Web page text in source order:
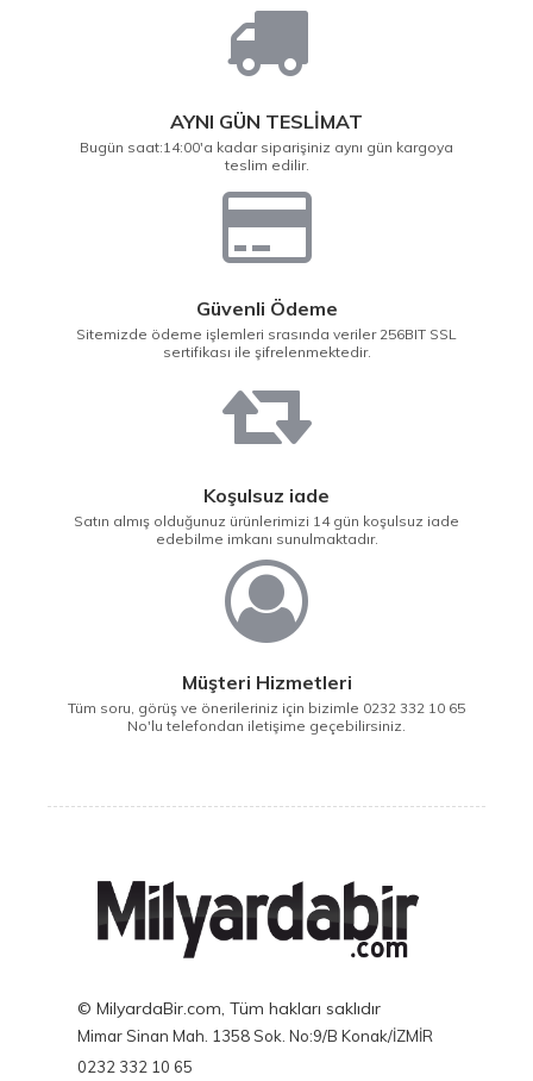
AYNI GÜN TESLİMAT
Bugün saat:14:00'a kadar siparişiniz aynı gün kargoya
teslim edilir.
Güvenli Ödeme
Sitemizde ödeme işlemleri srasında veriler 256BIT SSL
sertifikası ile şifrelenmektedir.
Koşulsuz iade
Satın almış olduğunuz ürünlerimizi 14 gün koşulsuz iade
edebilme imkanı sunulmaktadır.
Müşteri Hizmetleri
Tüm soru, görüş ve önerileriniz için bizimle 0232 332 10 65
No'lu telefondan iletişime geçebilirsiniz.
© MilyardaBir.com, Tüm hakları saklıdır
Mimar Sinan Mah. 1358 Sok. No:9/B Konak/İZMİR
0232 332 10 65